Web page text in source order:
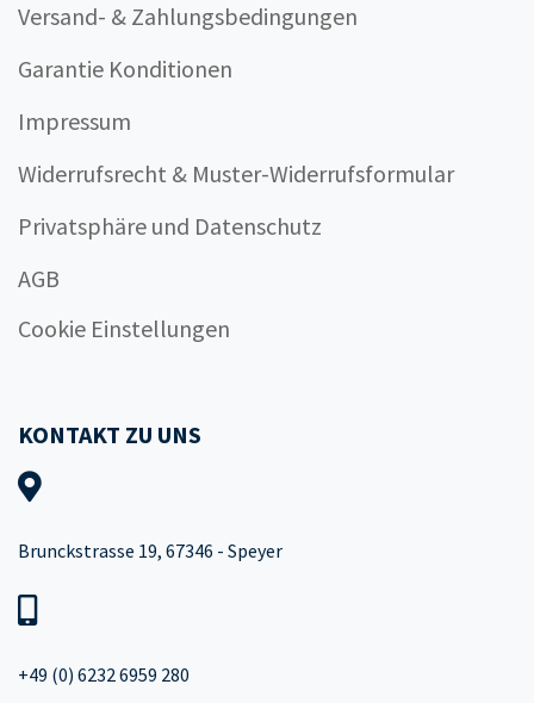
Versand- & Zahlungsbedingungen
Garantie Konditionen
Impressum
Widerrufsrecht & Muster-Widerrufsformular
Privatsphäre und Datenschutz
AGB
Cookie Einstellungen
KONTAKT ZU UNS
Brunckstrasse 19, 67346 - Speyer
+49 (0) 6232 6959 280